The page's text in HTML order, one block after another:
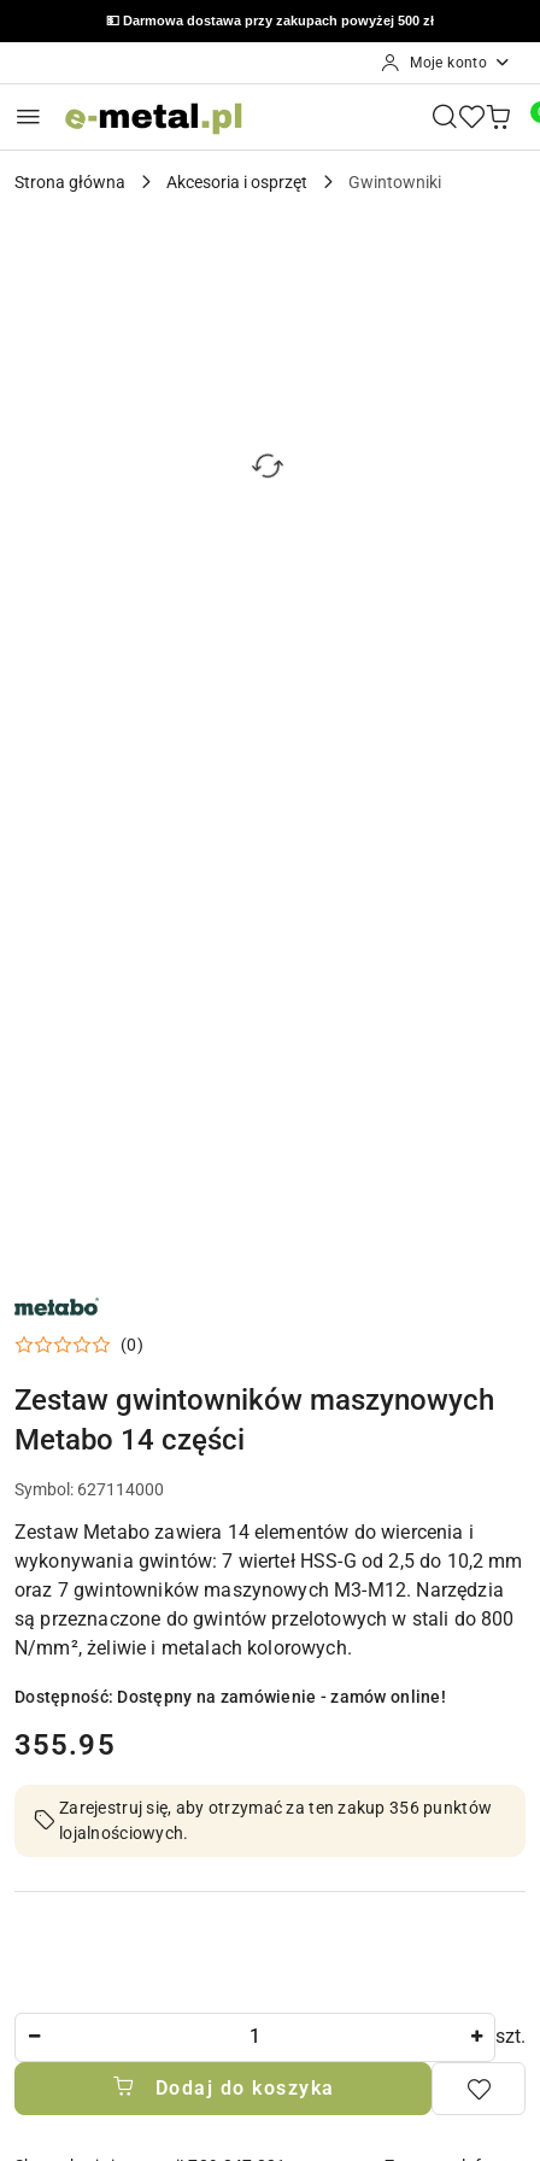
💵 Darmowa dostawa przy zakupach powyżej 500 zł
Moje konto
Strona główna Akcesoria i osprzęt Gwintowniki
NARZĘDZIA
METABO,
ELEKTRONARZĘDZIA
I
WARSZTATU
(0)
Zestaw gwintowników maszynowych
Metabo 14 części
Symbol: 627114000
Zestaw Metabo zawiera 14 elementów do wiercenia i
wykonywania gwintów: 7 wierteł HSS-G od 2,5 do 10,2 mm
oraz 7 gwintowników maszynowych M3-M12. Narzędzia
są przeznaczone do gwintów przelotowych w stali do 800
N/mm², żeliwie i metalach kolorowych.
Dostępność: Dostępny na zamówienie - zamów online!
cena:
355.95
Zarejestruj się, aby otrzymać za ten zakup 356 punktów
lojalnościowych.
szt.
Dodaj do koszyka